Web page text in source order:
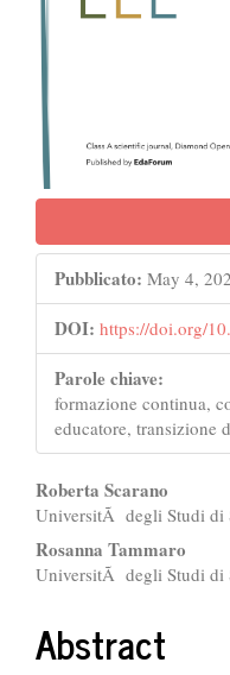
Pubblicato: May 4,
DOI: https://doi.org/
Parole chiave:
formazione continua,
educatore, transizione
Roberta Scarano
UniversitÃ degli Studi di
Rosanna Tammaro
UniversitÃ degli Studi di
Abstract